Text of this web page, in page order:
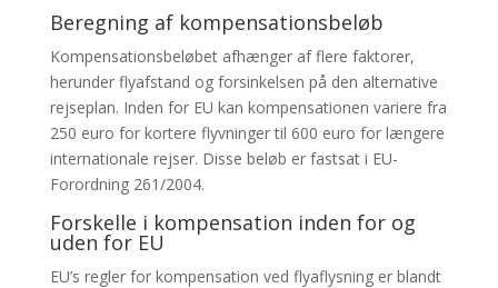
Beregning af kompensationsbeløb
Kompensationsbeløbet afhænger af flere faktorer,
herunder flyafstand og forsinkelsen på den alternative
rejseplan. Inden for EU kan kompensationen variere fra
250 euro for kortere flyvninger til 600 euro for længere
internationale rejser. Disse beløb er fastsat i EU-
Forordning 261/2004.
Forskelle i kompensation inden for og
uden for EU
EU’s regler for kompensation ved flyaflysning er blandt